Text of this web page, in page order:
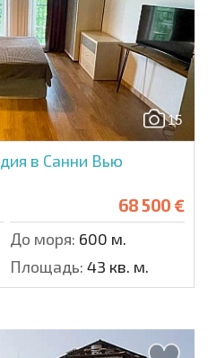
15
в Санни Вью
68 500 €
До моря: 600 м.
Площадь: 43 кв. м.